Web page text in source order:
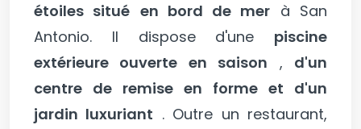
étoiles situé en bord de mer à San
Antonio. Il dispose d'une piscine
extérieure ouverte en saison , d'un
centre de remise en forme et d'un
jardin luxuriant . Outre un restaurant,